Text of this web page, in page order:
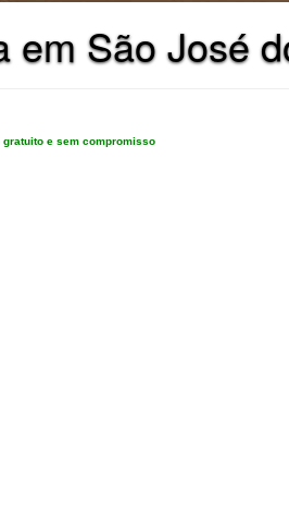
em São José
gratuito e sem compromisso